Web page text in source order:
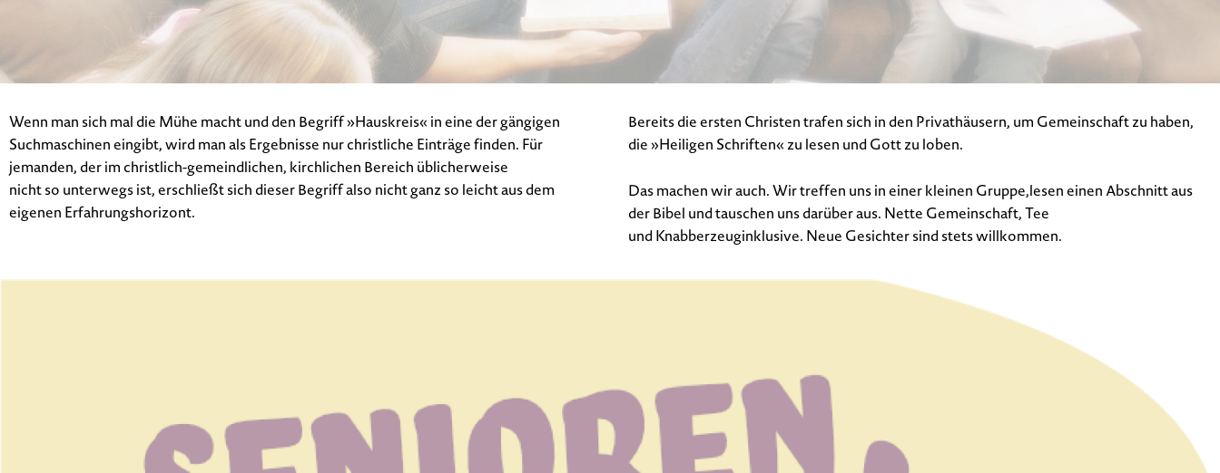
Wenn man sich mal die Mühe macht und den Begriff »Hauskreis« in eine der gängigen
Suchmaschinen eingibt, wird man als Ergebnisse nur christliche Einträge finden. Für
jemanden, der im christlich-gemeindlichen, kirchlichen Bereich üblicherweise
nicht so unterwegs ist, erschließt sich dieser Begriff also nicht ganz so leicht aus dem
eigenen Erfahrungshorizont.
Bereits die ersten Christen trafen sich in den Privathäusern, um Gemeinschaft zu haben,
die »Heiligen Schriften« zu lesen und Gott zu loben.
Das machen wir auch. Wir treffen uns in einer kleinen Gruppe,lesen einen Abschnitt aus
der Bibel und tauschen uns darüber aus. Nette Gemeinschaft, Tee
und Knabberzeuginklusive. Neue Gesichter sind stets willkommen.